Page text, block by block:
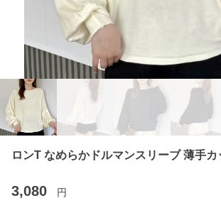
ロンT なめらかドルマンスリーブ 薄手カ
3,080 円